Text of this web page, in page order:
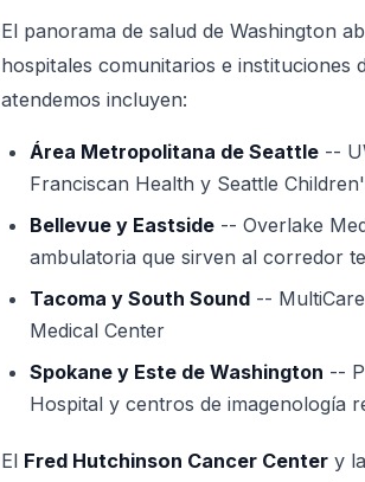
El panorama de salud de Washington
hospitales comunitarios e instituciones
atendemos incluyen:
Área Metropolitana de Seattle --
Franciscan Health y Seattle
Bellevue y Eastside -- Overlake
ambulatoria que sirven al corredor
Tacoma y South Sound --
Medical Center
Spokane y Este de Washington --
Hospital y centros de imagenología
El Fred Hutchinson Cancer Center y la